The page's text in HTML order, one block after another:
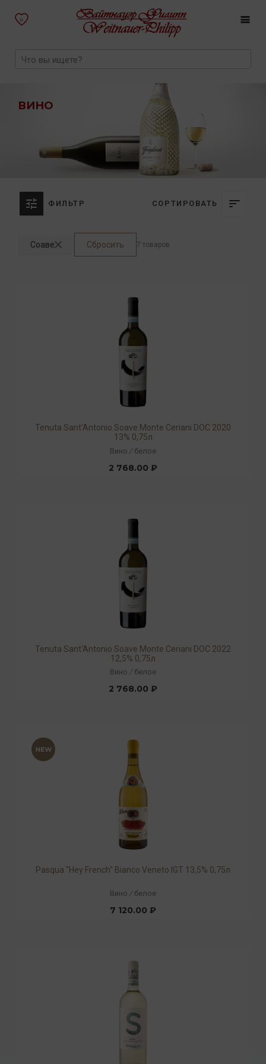
0
ВИНО
ФИЛЬТР СОРТИРОВАТЬ
Соаве Сбросить 7 товаров
Tenuta Sant'Antonio Soave Monte Ceriani DOC 2020
13% 0,75л
Вино / белое
2 768.00 ₽
Tenuta Sant'Antonio Soave Monte Ceriani DOC 2022
12,5% 0,75л
Вино / белое
2 768.00 ₽
Pasqua "Hey French" Bianco Veneto IGT 13,5% 0,75л
Вино / белое
7 120.00 ₽